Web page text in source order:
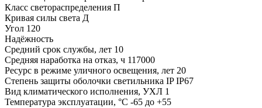
Класс светораспределения П
Кривая силы света Д
Угол 120
Надёжность
Средний срок службы, лет 10
Средняя наработка на отказ, ч 117000
Ресурс в режиме уличного освещения, лет 20
Степень защиты оболочки светильника IP IP67
Вид климатического исполнения, УХЛ 1
Температура эксплуатации, °С -65 до +55